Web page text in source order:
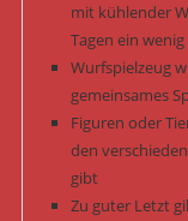
mit kühlender
Tagen ein
Wurfspielzeug
gemeinsames
Figuren oder
den
gibt
Zu guter Letzt